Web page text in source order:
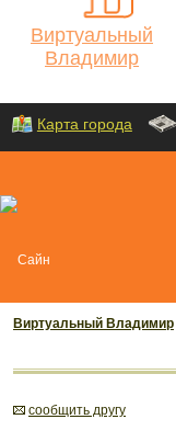
Виртуальный
Владимир
Карта города
Виртуальный Владимир
cообщить другу